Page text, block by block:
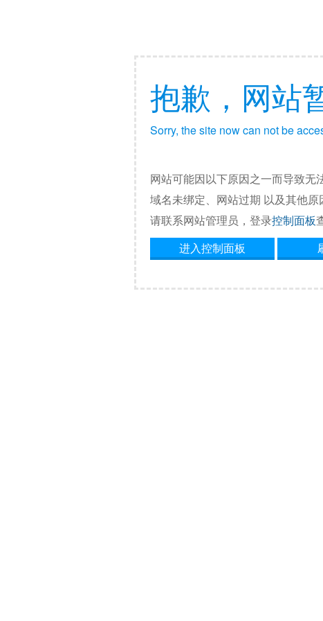
抱歉，网站
Sorry, the site now can not be
网站可能因以下原因之一而导致无
域名未绑定、网站过期 以及其他
请联系网站管理员，登录控制面板
进入控制面板